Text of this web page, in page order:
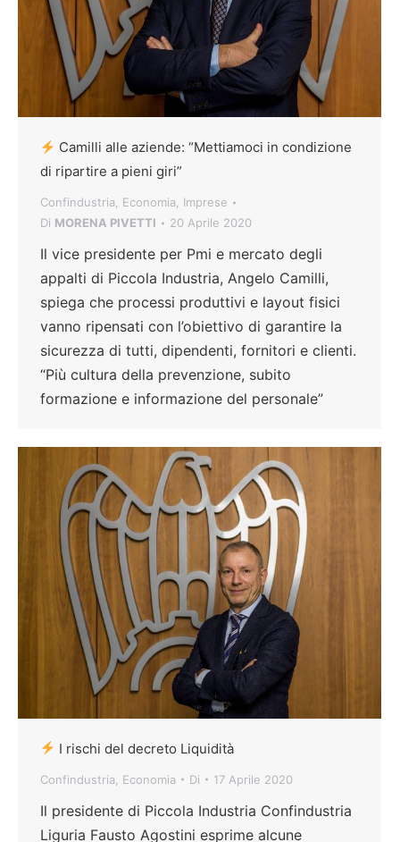
Camilli alle aziende: “Mettiamoci in condizione
di ripartire a pieni giri”
Confindustria Economia
Imprese
Di MORENA PIVETTI 20 Aprile 2020
Il vice presidente per Pmi e mercato degli
appalti di Piccola Industria, Angelo Camilli,
spiega che processi produttivi e layout fisici
vanno ripensati con l’obiettivo di garantire la
sicurezza di tutti, dipendenti, fornitori e clienti.
“Più cultura della prevenzione, subito
formazione e informazione del personale”
I rischi del decreto Liquidità
Confindustria Economia Di 17 Aprile 2020
Il presidente di Piccola Industria Confindustria
Liguria Fausto Agostini esprime alcune